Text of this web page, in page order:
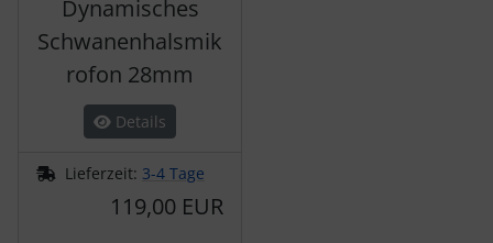
Dynamisches
Schwanenhalsmik
rofon 28mm
Details
Lieferzeit: 3-4 Tage
119,00 EUR